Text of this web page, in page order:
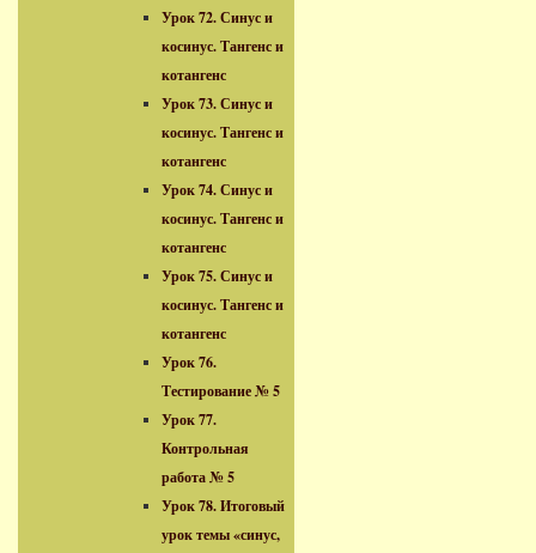
Урок 72. Синус и
косинус. Тангенс и
котангенс
Урок 73. Синус и
косинус. Тангенс и
котангенс
Урок 74. Синус и
косинус. Тангенс и
котангенс
Урок 75. Синус и
косинус. Тангенс и
котангенс
Урок 76.
Тестирование № 5
Урок 77.
Контрольная
работа № 5
Урок 78. Итоговый
урок темы «синус,